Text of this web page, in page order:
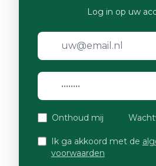
Log in op uw
Onthoud mij
Ik ga akkoord met de
voorwaarden